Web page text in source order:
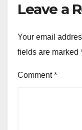
Leave a
Your email
fields are marked
Comment*